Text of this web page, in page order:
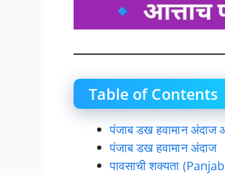
Table of Contents
पंजाब डख हवामान
पंजाब डख हवामान अंदाज
पावसाची शक्यता